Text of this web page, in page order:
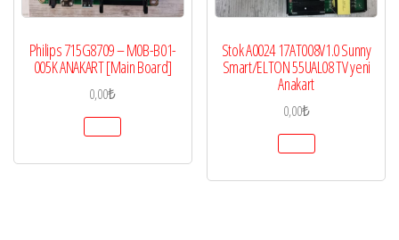
Philips 715G8709 – M0B-B01-
005K ANAKART [Main Board]
0,00₺
Stok A0024 17AT008V1.0 Sunny
Smart/ELTON 55UAL08 TV yeni
Anakart
0,00₺